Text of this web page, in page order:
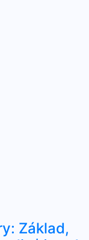
Základ,